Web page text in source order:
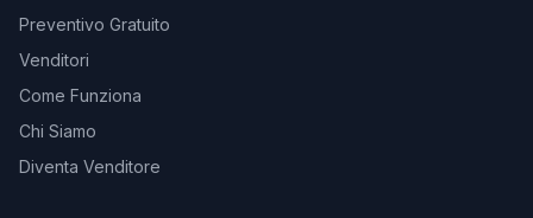
Preventivo Gratuito
Venditori
Come Funziona
Chi Siamo
Diventa Venditore